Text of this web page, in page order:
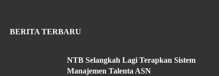
BERITA TERBARU
NTB Selangkah Lagi Terapkan Sistem
Manajemen Talenta ASN